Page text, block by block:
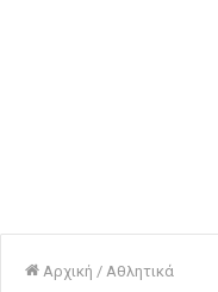
Αρχική / Αθλητικά